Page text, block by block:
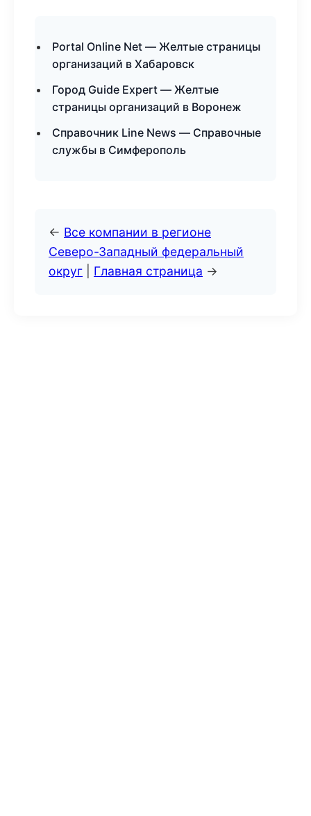
Portal Online Net — Желтые страницы
организаций в Хабаровск
Город Guide Expert — Желтые
страницы организаций в Воронеж
Справочник Line News — Справочные
службы в Симферополь
← Все компании в регионе
Северо-Западный федеральный
округ
Главная страница →